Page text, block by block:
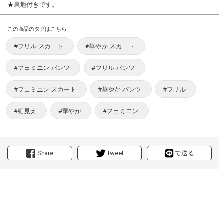
Share Tweet で送る
★裏地付きです。
この商品のタグはこちら
#フリル スカート #華やか スカート
#フェミニン パンツ #フリル パンツ
#フェミニン スカート #華やか パンツ #フリル
#細見え #華やか #フェミニン